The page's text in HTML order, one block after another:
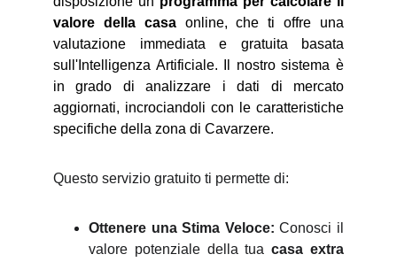
valore della casaonline, che ti offre una
valutazione immediata e gratuita basata
sull'Intelligenza Artificiale. Il nostro sistema è
in grado di analizzare i dati di mercato
aggiornati, incrociandoli con le caratteristiche
specifiche della zona di Cavarzere.
Questo servizio gratuito ti permette di:
Ottenere una Stima Veloce: Conosci il
valore potenziale della tuacasa extra